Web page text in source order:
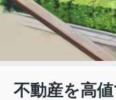
不動産を高